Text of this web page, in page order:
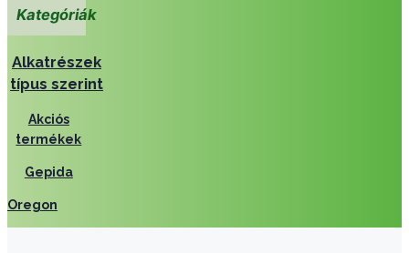
Kategóriák
Alkatrészek
típus szerint
Akciós
termékek
Gepida
Oregon